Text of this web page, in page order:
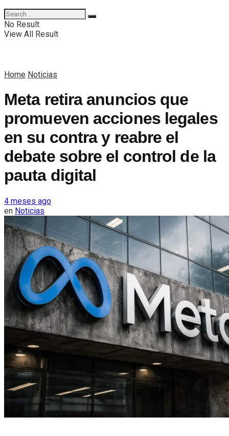
No Result
View All Result
Home Noticias
Meta retira anuncios que
promueven acciones legales
en su contra y reabre el
debate sobre el control de la
pauta digital
4 meses ago
en Noticias